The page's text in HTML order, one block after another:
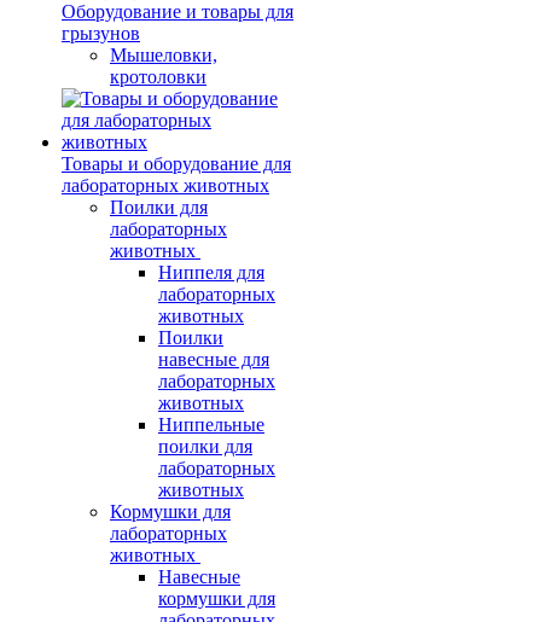
Оборудование и товары для
грызунов
Мышеловки,
кротоловки
Товары и оборудование для
лабораторных животных
Поилки для
лабораторных
животных
Ниппеля для
лабораторных
животных
Поилки
навесные для
лабораторных
животных
Ниппельные
поилки для
лабораторных
животных
Кормушки для
лабораторных
животных
Навесные
кормушки для